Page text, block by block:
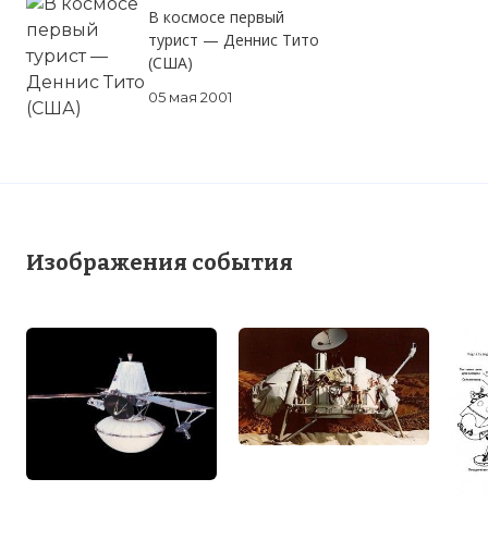
В космосе первый
турист — Деннис Тито
(США)
05 мая 2001
Изображения события